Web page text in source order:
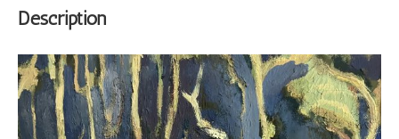
Description